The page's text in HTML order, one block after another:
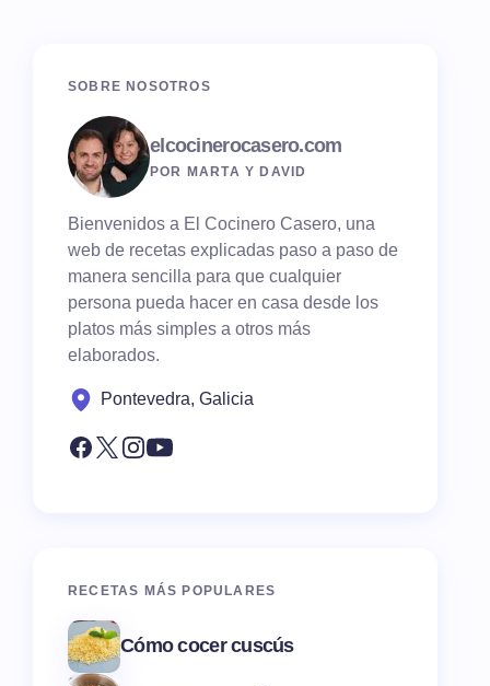
SOBRE NOSOTROS
elcocinerocasero.com
POR MARTA Y DAVID
Bienvenidos a El Cocinero Casero, una
web de recetas explicadas paso a paso de
manera sencilla para que cualquier
persona pueda hacer en casa desde los
platos más simples a otros más
elaborados.
Pontevedra, Galicia
RECETAS MÁS POPULARES
Cómo cocer cuscús